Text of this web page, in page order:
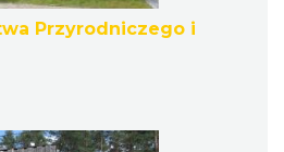
Przyrodniczego i